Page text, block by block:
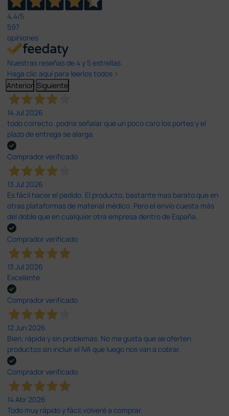
4,4/5
597
opiniones
Nuestras reseñas de 4 y 5 estrellas.
Haga clic aquí para leerlos todos >
Anterior Siguiente
14 Jul 2026
todo correcto. podria señalar que un poco caro los portes y el
plazo de entrega se alarga.
Comprador verificado
13 Jul 2026
Es fácil hacer el pedido. El producto, bastante mas barato que en
otras plataformas de material médico. Pero el envío cuesta más
del doble que en cualquier otra empresa dentro de España.
Comprador verificado
13 Jul 2026
Excelente
Comprador verificado
12 Jun 2026
Bien, rápida y sin problemas. No me gusta que se oferten
productos sin incluir el IVA que luego nos van a cobrar.
Comprador verificado
14 Abr 2026
Todo muy rápido y fácil,volveré a comprar.